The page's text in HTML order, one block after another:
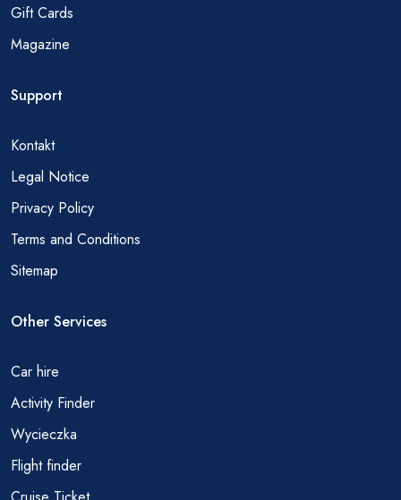
Gift Cards
Magazine
Support
Kontakt
Legal Notice
Privacy Policy
Terms and Conditions
Sitemap
Other Services
Car hire
Activity Finder
Wycieczka
Flight finder